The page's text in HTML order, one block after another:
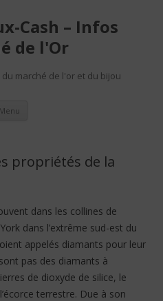
Cash – Infos
de l'Or
marché de l'or et du bijou
Menu
propriétés de la
dans les collines de
dans l’extrême sud-est du
appelés diamants pour leur
pas des diamants à
de dioxyde de silice, le
terrestre. Due à son